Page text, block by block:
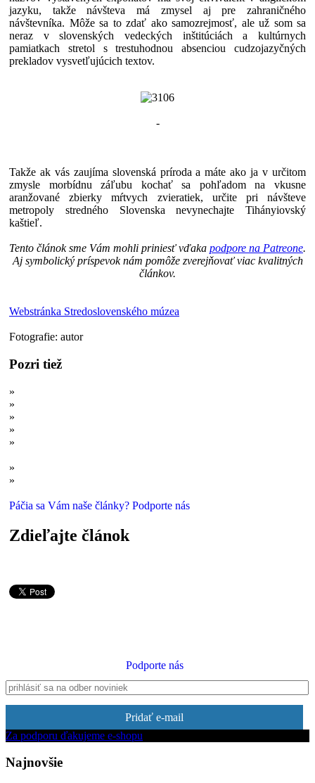
jazyku, takže návšteva má zmysel aj pre zahraničného
návštevníka. Môže sa to zdať ako samozrejmosť, ale už som sa
neraz v slovenských vedeckých inštitúciách a kultúrnych
pamiatkach stretol s trestuhodnou absenciou cudzojazyčných
prekladov vysvetľujúcich textov.
-
Takže ak vás zaujíma slovenská príroda a máte ako ja v určitom
zmysle morbídnu záľubu kochať sa pohľadom na vkusne
aranžované zbierky mŕtvych zvieratiek, určite pri návšteve
metropoly stredného Slovenska nevynechajte Tihányiovský
kaštieľ.
Tento článok sme Vám mohli priniesť vďaka podpore na Patreone.
Aj symbolický príspevok nám pomôže zverejňovať viac kvalitných
článkov.
Webstránka Stredoslovenského múzea
Fotografie: autor
Pozri tiež
»
»
»
»
»
»
»
Páčia sa Vám naše články? Podporte nás
Zdieľajte článok
Podporte nás
Pridať e-mail
Za podporu ďakujeme e-shopu
Najnovšie